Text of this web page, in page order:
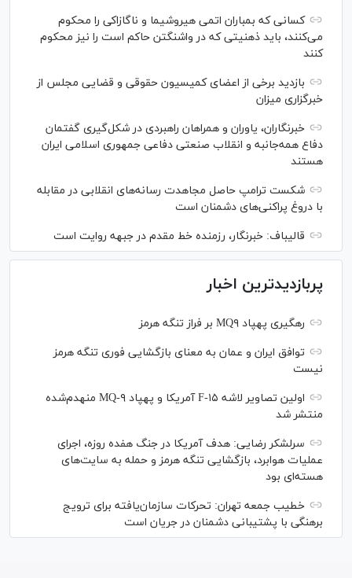
کسانی که بمباران اتمی هیروشیما و ناگازاکی را محکوم
می‌کنند، باید ذهنیتی که در واشنگتن حاکم است را نیز محکوم
کنند
بازدید برخی از اعضای کمیسیون حقوقی و قضایی مجلس از
خبرگزاری میزان
خبرنگاران، یاوران و همراهان راهبردی در شکل‌گیری گفتمان
دفاع همه‌جانبه و انقلاب صنعتی دفاعی جمهوری اسلامی ایران
هستند
شکست ترامپ حاصل مجاهدت رسانه‌های انقلابی در مقابله
با دروغ پراکنی‌های دشمنان است
قالیباف: خبرنگار، رزمنده خط مقدم در جبهه روایت است
پربازدیدترین اخبار
رهگیری پهپاد MQ۹ بر فراز تنگه هرمز
توافق ایران و عمان به معنای بازگشایی فوری تنگه هرمز
نیست
اولین تصاویر لاشه F-۱۵ آمریکا و پهپاد MQ-۹ منهدم‌شده
منتشر شد
سرلشکر رضایی: هدف آمریکا در جنگ هفده روزه، اجرای
عملیات هوابرد، بازگشایی تنگه هرمز و حمله به سایت‌های
هسته‌ای بود
خطیب جمعه تهران: تحرکات سازمان‌یافته برای ترویج
برهنگی با پشتیبانی دشمنان در جریان است